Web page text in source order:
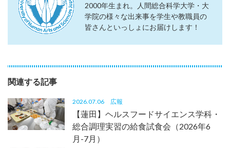
2000年生まれ。人間総合科学大学・大
学院の様々な出来事を学生や教職員の
皆さんといっしょにお届けします！
関連する記事
2026.07.06 広報
【蓮田】ヘルスフードサイエンス学科・
総合調理実習の給食試食会（2026年6
月-7月）